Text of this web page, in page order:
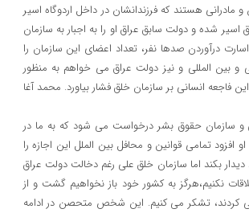
هستند که فرزندانشان در داخل اردوگاه اسیر
شده و دولت سابق عراق او را به اجبار به سازمان
درآوردن صدها نفر، تعداد اعضای این سازمان را
و بین المللی و نیز دولت عراق می خواهم به منظور
فاجعه انسانی بر سازمان خلق فشار بیاورد. محمد آغا
عراق و سازمان حقوق بشر درخواست می شود که به ما در
تمامی قوانین و محافل بین الملل این اجازه را
بکند اما سازمان خلق علی رغم دخالت دولت عراق
نکنیم،هرگز به کشور خود باز نخواهیم گشت و از
کردند، تشکر می کنیم. این شخص متحصن در ادامه